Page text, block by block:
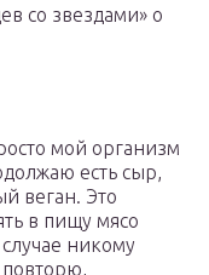
со звездами» о
мой организм
есть сыр,
веган. Это
в пищу мясо
никому